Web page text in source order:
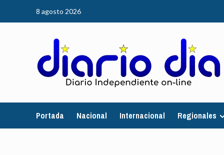
8 agosto 2026
Portada Nacional Internacional Regionales